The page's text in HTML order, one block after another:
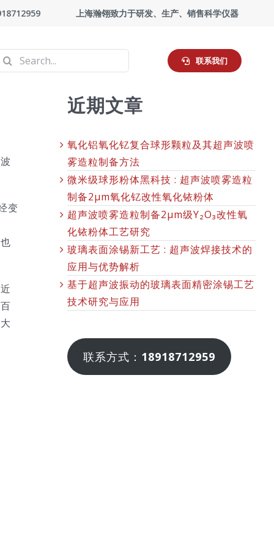
上海瀚翎致力于研发、生产、销售科学仪器
Search
联系我们
变
近期文章
氧化铝氧化钇复合球形颗粒及其超声波喷
雾造粒制备方法
微米级球形粉体黑科技 : 超声波喷雾造粒
制备2μm氧化钇改性氧化铱粉体
超声波喷雾造粒制备2μm级Y₂O₃改性氧
化铱粉体工艺研究
玻璃表面涂锡新工艺 : 超声波焊接技术的
应用与优势解析
基于超声波振动的玻璃表面精密涂锡工艺
技术研究与应用
联系方式： 18918712959